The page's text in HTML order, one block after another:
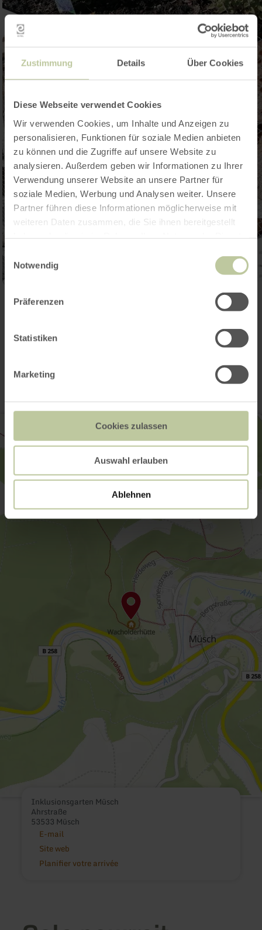
Zustimmung Details Über Cookies
Diese Webseite verwendet Cookies
Wir verwenden Cookies, um Inhalte und Anzeigen zu
personalisieren, Funktionen für soziale Medien anbieten
zu können und die Zugriffe auf unsere Website zu
analysieren. Außerdem geben wir Informationen zu Ihrer
Verwendung unserer Website an unsere Partner für
soziale Medien, Werbung und Analysen weiter. Unsere
Partner führen diese Informationen möglicherweise mit
weiteren Daten zusammen, die Sie ihnen bereitgestellt
Notwendig
Präferenzen
Statistiken
Marketing
Cookies zulassen
Auswahl erlauben
Ablehnen
Contact
Inklusionsgarten Müsch
Ahrstraße
53533 Müsch
E-mail
Site web
Planifier votre arrivée